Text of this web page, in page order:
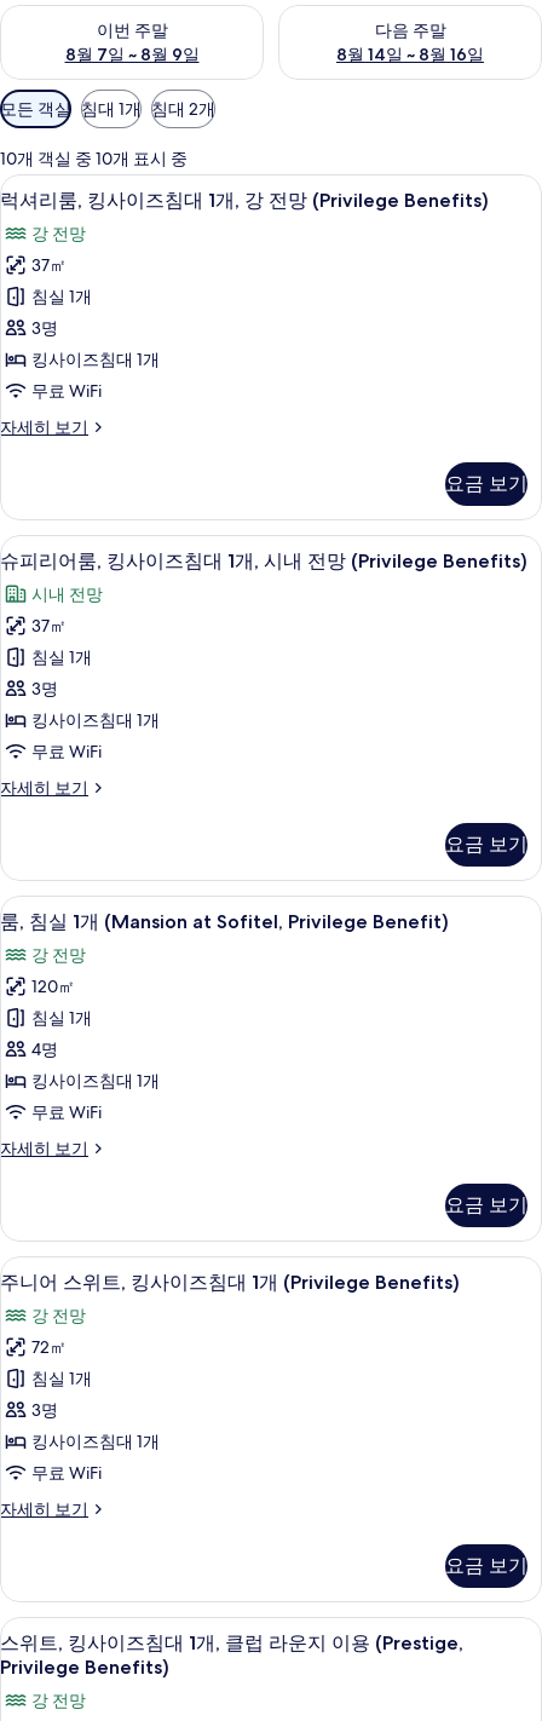
이번 주말
8월 7일 ~ 8월 9일
이번 주말 예약 가능 여부 확인, 8월 7일 ~ 8월 9일
다음 주말
8월 14일 ~ 8월 16일
다음 주말 예약 가능 여부 확인,
객
실
에
사
용
가
능
한
필
터
모든 객실 침대 1개 침대 2개
10개 객실 중 10개 표시 중
럭
셔
리
룸,
킹
사
이
즈
침
1
개,
강
전
망
(Privilege
Benefits)
사
진
모
두
기
럭셔리룸, 킹사이즈침대 1개, 강 전망
7
럭셔리룸, 킹사이즈침대 1개, 강 전망 (Privilege Benefits)
강 전망
37㎡
침실 1개
3명
킹사이즈침대 1개
무료 WiFi
자세히 보기
럭
킹
사
이
즈
침
대
개,
강
전
망
(Privilege
자
보
기
요금 보기
슈
피
리
어
룸,
킹
사
이
즈
대
개,
시
내
전
망
(Privilege
Benefits)
사
진
두
보
기
슈피리어룸, 킹사이즈침대 1개, 시내
7
슈피리어룸, 킹사이즈침대 1개, 시내 전망 (Privilege Benefits)
시내 전망
37㎡
침실 1개
3명
킹사이즈침대 1개
무료 WiFi
자세히 보기
슈
룸,
킹
사
이
즈
침
대
개,
시
내
전
(Privilege
세
히
보
기
요금 보기
룸,
침
실
1
개
(Mansion
at
Sofitel,
Privilege
진
모
두
보
기
룸, 침실 1개 (Mansion at Sofitel,
15
룸, 침실 1개 (Mansion at Sofitel, Privilege Benefit)
강 전망
120㎡
침실 1개
4명
킹사이즈침대 1개
무료 WiFi
자세히 보기
룸,
개
(Mansion
at
Sofitel,
Privilege
Benefit)
자
세
히
보
기
요금 보기
주
니
어
스
위
트,
킹
사
이
침
대
1
개
(Privilege
주니어 스위트, 킹사이즈침대 1개
9
주니어 스위트, 킹사이즈침대 1개 (Privilege Benefits)
강 전망
72㎡
침실 1개
3명
킹사이즈침대 1개
무료 WiFi
자세히 보기
주
위
트,
킹
사
즈
요금 보기
스
위
트,
스위트, 킹사이즈침대 1개, 클럽 라운
10
스위트, 킹사이즈침대 1개, 클럽 라운지 이용 (Prestige,
Privilege Benefits)
강 전망